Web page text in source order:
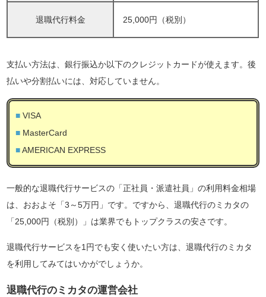
退職代行料金 25,000円（税別）
支払い方法は、銀行振込か以下のクレジットカードが使えます。後
払いや分割払いには、対応していません。
VISA
MasterCard
AMERICAN EXPRESS
一般的な退職代行サービスの「正社員・派遣社員」の利用料金相場
は、おおよそ「3～5万円」です。ですから、退職代行のミカタの
「25,000円（税別）」は業界でもトップクラスの安さです。
退職代行サービスを1円でも安く使いたい方は、退職代行のミカタ
を利用してみてはいかがでしょうか。
退職代行のミカタの運営会社